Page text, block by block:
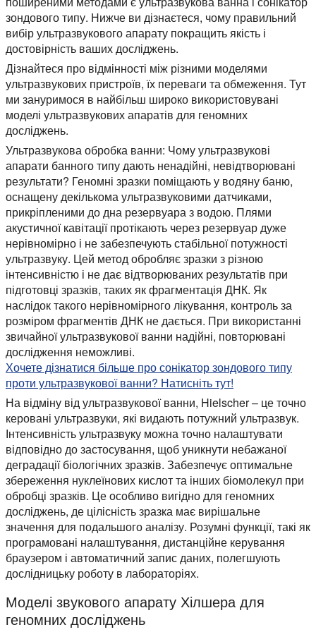
зондового типу. Нижче ви дізнаєтеся, чому правильний
вибір ультразвукового апарату покращить якість і
достовірність ваших досліджень.
Дізнайтеся про відмінності між різними моделями
ультразвукових пристроїв, їх переваги та обмеження. Тут
ми зануримося в найбільш широко використовувані
моделі ультразвукових апаратів для геномних
досліджень.
Ультразвукова обробка ванни: Чому ультразвукові
апарати банного типу дають ненадійні, невідтворювані
результати? Геномні зразки поміщають у водяну баню,
оснащену декількома ультразвуковими датчиками,
прикріпленими до дна резервуара з водою. Плями
акустичної кавітації протікають через резервуар дуже
нерівномірно і не забезпечують стабільної потужності
ультразвуку. Цей метод обробляє зразки з різною
інтенсивністю і не дає відтворюваних результатів при
підготовці зразків, таких як фрагментація ДНК. Як
наслідок такого нерівномірного лікування, контроль за
розміром фрагментів ДНК не дається. При використанні
звичайної ультразвукової ванни надійні, повторювані
дослідження неможливі.
Хочете дізнатися більше про сонікатор зондового типу
проти ультразвукової ванни? Натисніть тут!
На відміну від ультразвукової ванни, Hielscher – це точно
керовані ультразвуки, які видають потужний ультразвук.
Інтенсивність ультразвуку можна точно налаштувати
відповідно до застосування, щоб уникнути небажаної
деградації біологічних зразків. Забезпечує оптимальне
збереження нуклеїнових кислот та інших біомолекул при
обробці зразків. Це особливо вигідно для геномних
досліджень, де цілісність зразка має вирішальне
значення для подальшого аналізу. Розумні функції, такі як
програмовані налаштування, дистанційне керування
браузером і автоматичний запис даних, полегшують
дослідницьку роботу в лабораторіях.
Моделі звукового апарату Хілшера для
геномних досліджень